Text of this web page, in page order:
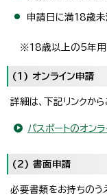
申請日に満18歳未
※18歳以上の5年用パ
(1) オンライン申請
詳細は、下記リンクか
パスポートのオン
(2) 書面申請
必要書類をお持ちのう